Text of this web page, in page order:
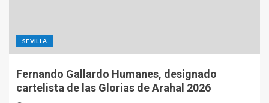
SEVILLA
Fernando Gallardo Humanes, designado
cartelista de las Glorias de Arahal 2026